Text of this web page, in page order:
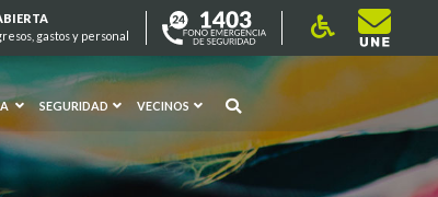
gastos y personal
SEGURIDAD VECINOS